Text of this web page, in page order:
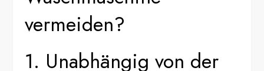
vermeiden?
1. Unabhängig von der